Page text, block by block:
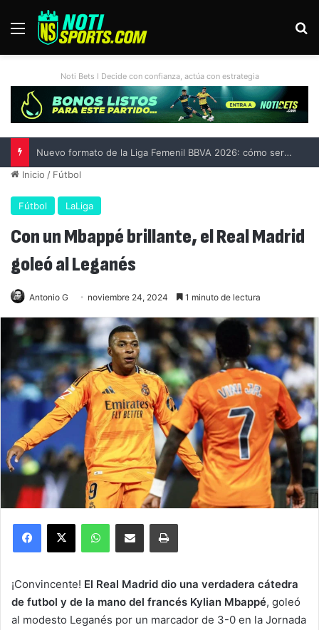
Menú
Noti Bets I Decide con confianza, actúa con estrategia
Nuevo formato de la Liga Femenil BBVA 2026: cómo será el sistema de competencia del Apertura
Inicio / Fútbol
Fútbol LaLiga
Con un Mbappé brillante, el Real Madrid
goleó al Leganés
Antonio G noviembre 24, 2024 1 minuto de lectura
Facebook
X WhatsAppCompartir por correo electrónicoImprimir
¡Convincente! El Real Madrid dio una verdadera cátedra
de futbol y de la mano del francés Kylian Mbappé, goleó
al modesto Leganés por un marcador de 3-0 en la Jornada